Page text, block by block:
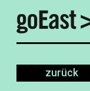
zurück